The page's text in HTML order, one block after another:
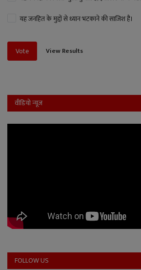
यह जनहित के मुद्दों से ध्यान भटकाने की साजिश है।
Vote View Results
वीडियो न्यूज
FOLLOW US